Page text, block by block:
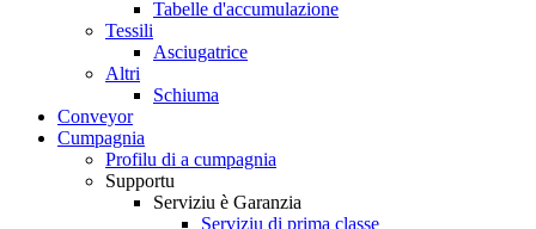
Tabelle d'accumulazione
Tessili
Asciugatrice
Altri
Schiuma
Conveyor
Cumpagnia
Profilu di a cumpagnia
Supportu
Serviziu è Garanzia
Serviziu di prima classe